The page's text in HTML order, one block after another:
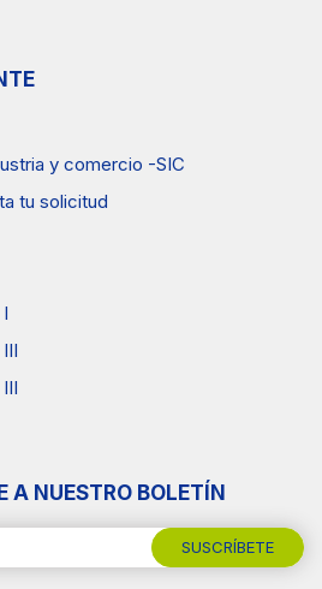
y comercio -SIC
tu solicitud
A NUESTRO BOLETÍN
SUSCRÍBETE